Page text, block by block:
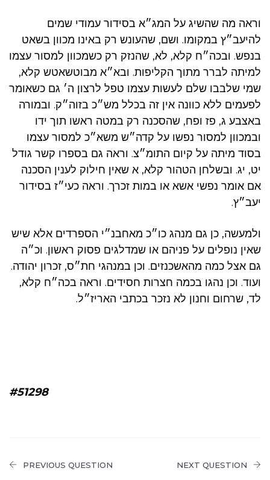
וראה מה שהשיג על המג״א בסידור עמודי שמים
להיעב״ץ במקומו. ושם, שהעונש רק באינו מכוון בשאט
בנפש. ובכה״ח קלא, לא, שהנזק רק כשמכוון למסור עצמו
למיתה לברר מתוך הקליפות. ובא״א מבוטשאטש קלא,
שמי שלבבו שלם לעשות עצמו טפל לרצון ה׳ גם כשאומר
לפעמים ללא כוונה אין זה בכלל מש״כ בזוה״ק. ובמורה
באצבע ג, פז ופח, שהסכנה רק במטה ראשו תוך ידו
ובמכוון למסור נפשו על קדה״ש משא״כ למסור עצמו
בסוד מיתה על קיום התומ״צ. וראה גם בספרו קשר גודל
יט, יג. ובשלחן הטהור קלא, א שאין חילוק לענין הסכנה
אם אומר נפשי אשא או במות זכרך. וראה כעי״ז בסידור
יעב״ץ.
ולמעשה, כן גם מנהג כו״כ מאחבנ״י הספרדים אלא שיש
שאין נופלים על פניהם או שמדלגים פסוק ראשון. וכ״ה
גם אצל כמה מהאשכנזים. וכן במנהגי חת״ס, זכרון יהודה.
ועוד. וכן נהגו בכמה חצרות חסידים. וראה בכה״ח קלא,
לד, שרחום וחנון לא נזכר בכתבי האריז״ל.
#51298
PREVIOUS QUESTION NEXT QUESTION